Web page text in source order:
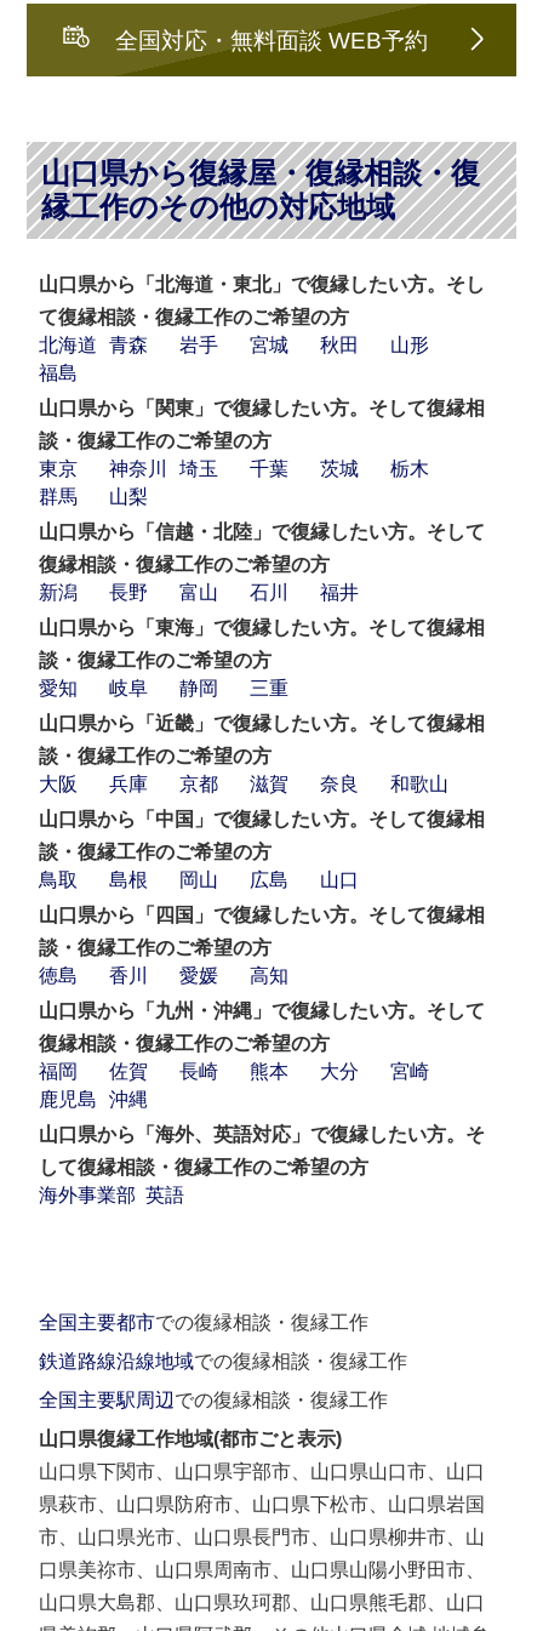
全国対応・無料面談 WEB予約
山口県から復縁屋・復縁相談・復
縁工作のその他の対応地域
山口県から「北海道・東北」で復縁したい方。そし
て復縁相談・復縁工作のご希望の方
北海道
青森 岩手 宮城 秋田
山形
福島
山口県から「関東」で復縁したい方。そして復縁相
談・復縁工作のご希望の方
東京
神奈川 埼玉 千葉 茨城
栃木
群馬
山梨
山口県から「信越・北陸」で復縁したい方。そして
復縁相談・復縁工作のご希望の方
新潟
長野 富山 石川
福井
山口県から「東海」で復縁したい方。そして復縁相
談・復縁工作のご希望の方
愛知
岐阜 静岡
三重
山口県から「近畿」で復縁したい方。そして復縁相
談・復縁工作のご希望の方
大阪
兵庫 京都 滋賀 奈良
和歌山
山口県から「中国」で復縁したい方。そして復縁相
談・復縁工作のご希望の方
鳥取
島根 岡山 広島
山口
山口県から「四国」で復縁したい方。そして復縁相
談・復縁工作のご希望の方
徳島
香川 愛媛
高知
山口県から「九州・沖縄」で復縁したい方。そして
復縁相談・復縁工作のご希望の方
福岡
佐賀 長崎 熊本 大分
宮崎
鹿児島
沖縄
山口県から「海外、英語対応」で復縁したい方。そ
して復縁相談・復縁工作のご希望の方
海外事業部 英語
全国主要都市での復縁相談・復縁工作
鉄道路線沿線地域での復縁相談・復縁工作
全国主要駅周辺 での復縁相談・復縁工作
山口県復縁工作地域(都市ごと表示)
山口県下関市、山口県宇部市、山口県山口市、山口
県萩市、山口県防府市、山口県下松市、山口県岩国
市、山口県光市、山口県長門市、山口県柳井市、山
口県美祢市、山口県周南市、山口県山陽小野田市、
山口県大島郡、山口県玖珂郡、山口県熊毛郡、山口